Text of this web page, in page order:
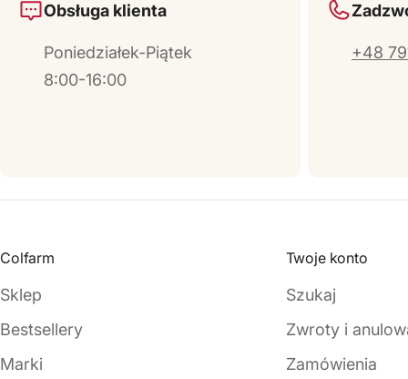
Obsługa klienta
Poniedziałek-Piątek
8:00-16:00
+48
Colfarm
Sklep
Bestsellery
Marki
Twoje konto
Szukaj
Zwroty i
Zamówienia